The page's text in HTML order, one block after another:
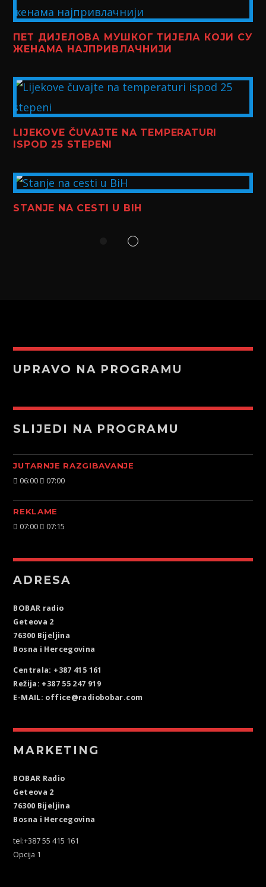
ПЕТ ДИЈЕЛОВА МУШКОГ ТИЈЕЛА КОЈИ СУ
ЖЕНАМА НАЈПРИВЛАЧНИЈИ
LIJEKOVE ČUVAJTE NA TEMPERATURI
ISPOD 25 STEPENI
STANJE NA CESTI U BIH
UPRAVO NA PROGRAMU
SLIJEDI NA PROGRAMU
JUTARNJE RAZGIBAVANJE
06:00 07:00
REKLAME
07:00 07:15
ADRESA
BOBAR radio
Geteova 2
76300 Bijeljina
Bosna i Hercegovina
Centrala: +387 415 161
Režija: +387 55 247 919
E-MAIL: office@radiobobar.com
MARKETING
BOBAR Radio
Geteova 2
76300 Bijeljina
Bosna i Hercegovina
tel:+387 55 415 161
Opcija 1